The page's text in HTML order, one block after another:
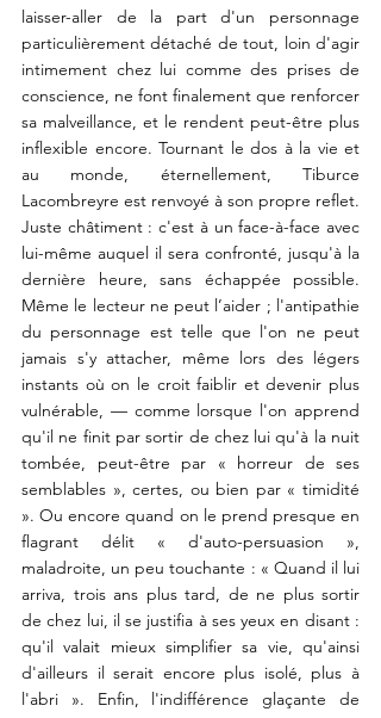
laisser-aller de la part d'un personnage
particulièrement détaché de tout, loin d'agir
intimement chez lui comme des prises de
conscience, ne font finalement que renforcer
sa malveillance, et le rendent peut-être plus
inflexible encore. Tournant le dos à la vie et
au monde, éternellement, Tiburce
Lacombreyre est renvoyé à son propre reflet.
Juste châtiment : c'est à un face-à-face avec
lui-même auquel il sera confronté, jusqu'à la
dernière heure, sans échappée possible.
Même le lecteur ne peut l’aider ; l'antipathie
du personnage est telle que l'on ne peut
jamais s'y attacher, même lors des légers
instants où on le croit faiblir et devenir plus
vulnérable, — comme lorsque l'on apprend
qu'il ne finit par sortir de chez lui qu'à la nuit
tombée, peut-être par « horreur de ses
semblables », certes, ou bien par « timidité
». Ou encore quand on le prend presque en
flagrant délit « d'auto-persuasion »,
maladroite, un peu touchante : « Quand il lui
arriva, trois ans plus tard, de ne plus sortir
de chez lui, il se justifia à ses yeux en disant :
qu'il valait mieux simplifier sa vie, qu'ainsi
d'ailleurs il serait encore plus isolé, plus à
l'abri ». Enfin, l'indifférence glaçante de